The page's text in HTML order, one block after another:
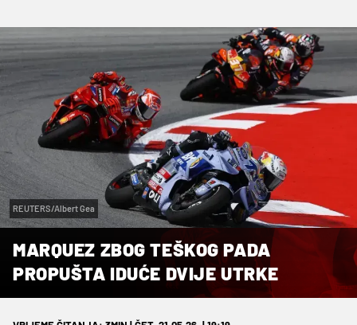
REUTERS/Albert Gea
MARQUEZ ZBOG TEŠKOG PADA
PROPUŠTA IDUĆE DVIJE UTRKE